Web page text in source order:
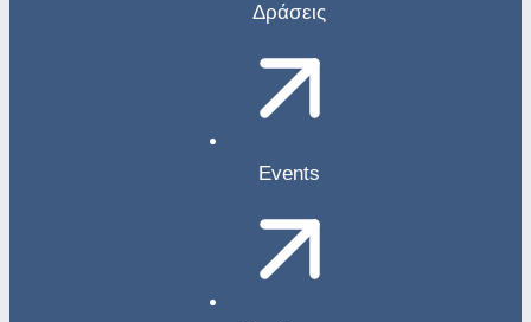
Δράσεις
Events